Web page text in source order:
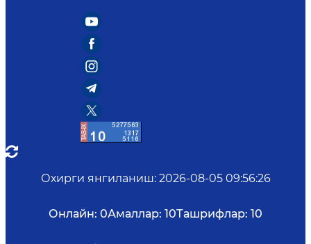
Охирги янгиланиш: 2026-08-05 09:56:26
Онлайн: 0Амаллар: 10Ташрифлар: 10